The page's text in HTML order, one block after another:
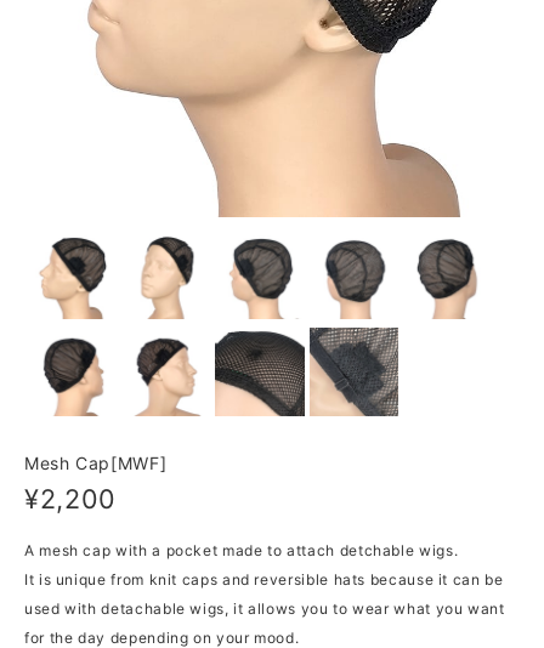
Mesh Cap[MWF]
¥2,200
A mesh cap with a pocket made to attach detchable wigs.
It is unique from knit caps and reversible hats because it can be
used with detachable wigs, it allows you to wear what you want
for the day depending on your mood.